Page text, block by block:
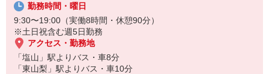
勤務時間・曜日
9:30〜19:00（実働8時間・休憩90分）
※土日祝含む週5日勤務
アクセス・勤務地
「塩山」駅よりバス・車8分
「東山梨」駅よりバス・車10分